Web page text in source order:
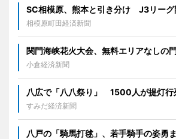
SC相模原、熊本と引き分け J3リーグ
相模原町田経済新聞
関門海峡花火大会、無料エリアなしの
小倉経済新聞
八広で「八八祭り」 1500人が提灯行
すみだ経済新聞
八戸の「騎馬打毬」、若手騎手の姿